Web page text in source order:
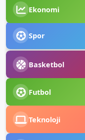
Ekonomi
Spor
Basketbol
Futbol
Teknoloji